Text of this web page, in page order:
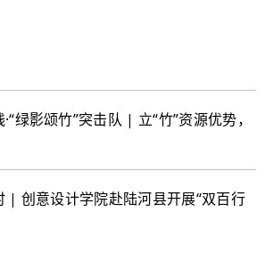
绿影颂竹”突击队 | 立“竹”资源优势，
| 创意设计学院赴陆河县开展“双百行